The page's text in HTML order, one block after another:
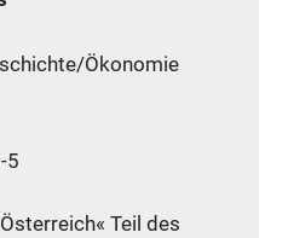
Ökonomie
5
Teil des